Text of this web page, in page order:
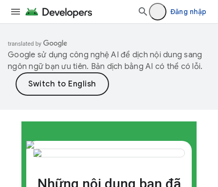
Đăng nhập
Google sử dụng công nghệ AI để dịch nội dung sang
ngôn ngữ bạn ưu tiên. Bản dịch bằng AI có thể có lỗi.